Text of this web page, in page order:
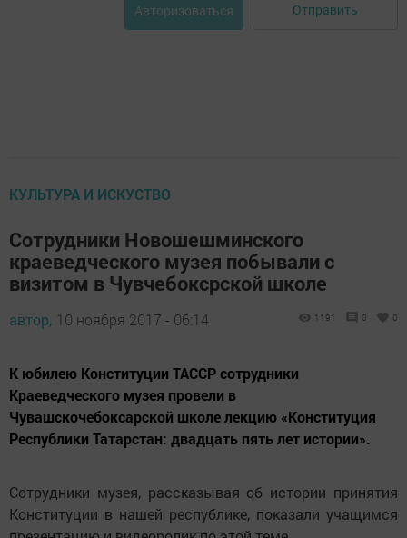
Авторизоваться Отправить
КУЛЬТУРА И ИСКУСТВО
Сотрудники Новошешминского
краеведческого музея побывали с
визитом в Чувчебоксрской школе
автор, 10 ноября 2017 - 06:14 1191 0 0
К юбилею Конституции ТАССР сотрудники
Краеведческого музея провели в
Чувашскочебоксарской школе лекцию «Конституция
Республики Татарстан: двадцать пять лет истории».
Сотрудники музея, рассказывая об истории принятия
Конституции в нашей республике, показали учащимся